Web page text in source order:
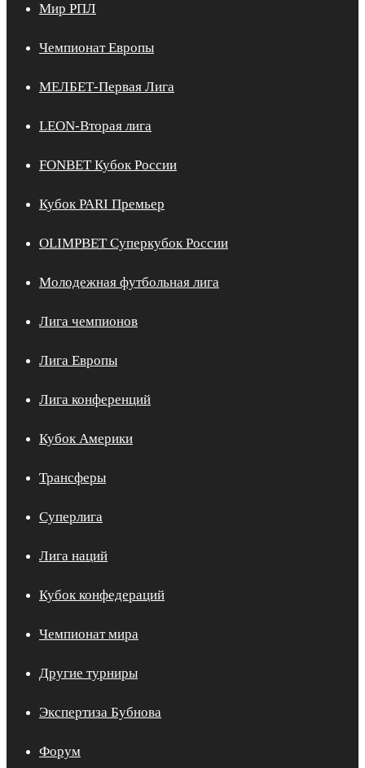
Мир РПЛ
Чемпионат Европы
МЕЛБЕТ-Первая Лига
LEON-Вторая лига
FONBET Кубок России
Кубок PARI Премьер
OLIMPBET Суперкубок России
Молодежная футбольная лига
Лига чемпионов
Лига Европы
Лига конференций
Кубок Америки
Трансферы
Суперлига
Лига наций
Кубок конфедераций
Чемпионат мира
Другие турниры
Экспертиза Бубнова
Форум